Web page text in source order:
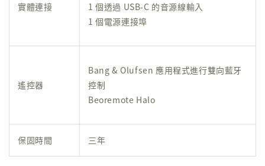
實體連接
1 個透過 USB-C 的音源線輸入
1 個電源連接埠
遙控器
Bang & Olufsen 應用程式進行雙向藍牙
控制
Beoremote Halo
保固時間 三年